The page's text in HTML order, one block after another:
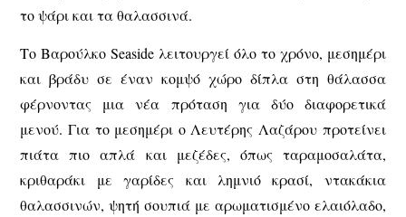
το ψάρι και τα θαλασσινά.
Το Βαρούλκο Seaside λειτουργεί όλο το χρόνο, μεσημέρι
και βράδυ σε έναν κομψό χώρο δίπλα στη θάλασσα
φέρνοντας μια νέα πρόταση για δύο διαφορετικά
μενού. Για το μεσημέρι ο Λευτέρης Λαζάρου προτείνει
πιάτα πιο απλά και μεζέδες, όπως ταραμοσαλάτα,
κριθαράκι με γαρίδες και λημνιό κρασί, ντακάκια
θαλασσινών, ψητή σουπιά με αρωματισμένο ελαιόλαδο,